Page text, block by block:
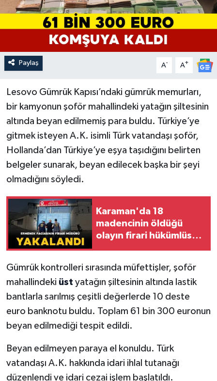
Paylaş A- A+
Lesovo Gümrük Kapısı’ndaki gümrük memurları,
bir kamyonun şoför mahallindeki yatağın şiltesinin
altında beyan edilmemiş para buldu. Türkiye’ye
gitmek isteyen A.K. isimli Türk vatandaşı şoför,
Hollanda’dan Türkiye’ye eşya taşıdığını belirten
belgeler sunarak, beyan edilecek başka bir şeyi
olmadığını söyledi.
Karaman'da 18
madencinin öldüğü
olayın firari hükümlüsü
Gümrük kontrolleri sırasında müfettişler, şoför
mahallindeki üst yatağın şiltesinin altında lastik
bantlarla sarılmış çeşitli değerlerde 10 deste
euro banknotu buldu. Toplam 61 bin 300 euronun
beyan edilmediği tespit edildi.
Beyan edilmeyen paraya el konuldu. Türk
vatandaşı A.K. hakkında idari ihlal tutanağı
düzenlendi ve idari cezai işlem başlatıldı.